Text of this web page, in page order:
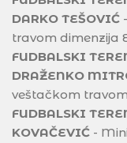
DARKO TEŠOVIĆ
travom dimenzija
FUDBALSKI
DRAŽENKO
veštačkom
FUDBALSKI
KOVAČEVIĆ -